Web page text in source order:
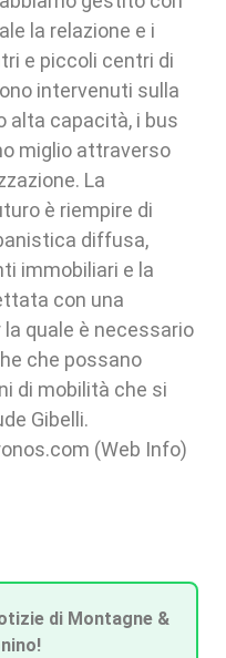
la relazione e i
e piccoli centri di
intervenuti sulla
alta capacità, i bus
miglio attraverso
La
è riempire di
diffusa,
immobiliari e la
con una
quale è necessario
che possano
di mobilità che si
Gibelli.
(Web Info)
di Montagne &